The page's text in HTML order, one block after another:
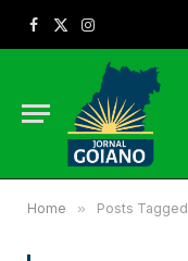
Facebook
X
Instagram
Home » Posts